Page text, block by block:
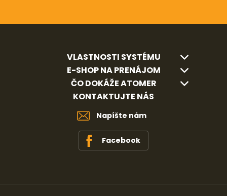
VLASTNOSTI SYSTÉMU
E-SHOP NA PRENÁJOM
ČO DOKÁŽE ATOMER
KONTAKTUJTE NÁS
Napíšte nám
Facebook